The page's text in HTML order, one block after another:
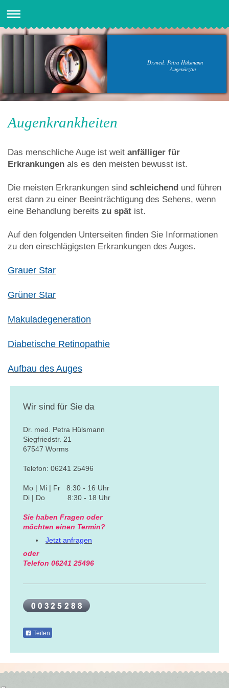
Dr.med. Petra Hülsmann
Augenärztin
Augenkrankheiten
Das menschliche Auge ist weit anfälliger für
Erkrankungen als es den meisten bewusst ist.
Die meisten Erkrankungen sind schleichend und führen
erst dann zu einer Beeinträchtigung des Sehens, wenn
eine Behandlung bereits zu spät ist.
Auf den folgenden Unterseiten finden Sie Informationen
zu den einschlägigsten Erkrankungen des Auges.
Grauer Star
Grüner Star
Makuladegeneration
Diabetische Retinopathie
Aufbau des Auges
Wir sind für Sie da
Dr. med. Petra Hülsmann
Siegfriedstr. 21
67547 Worms
Telefon: 06241 25496
Mo | Mi | Fr 8:30 - 16 Uhr
Di | Do 8:30 - 18 Uhr
Sie haben Fragen oder
möchten einen Termin?
Jetzt anfragen
oder
Telefon 06241 25496
Teilen